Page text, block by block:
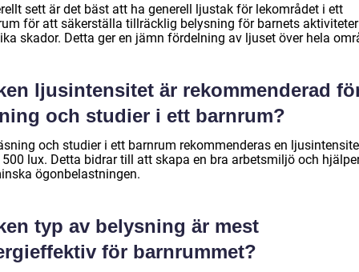
sett är det bäst att ha generell ljustak för lekområdet i ett
för att säkerställa tillräcklig belysning för barnets
skador. Detta ger en jämn fördelning av ljuset över hela
ljusintensitet är rekommenderad
och studier i ett barnrum?
och studier i ett barnrum rekommenderas en
lux. Detta bidrar till att skapa en bra arbetsmiljö och
ögonbelastningen.
typ av belysning är mest
för barnrummet?